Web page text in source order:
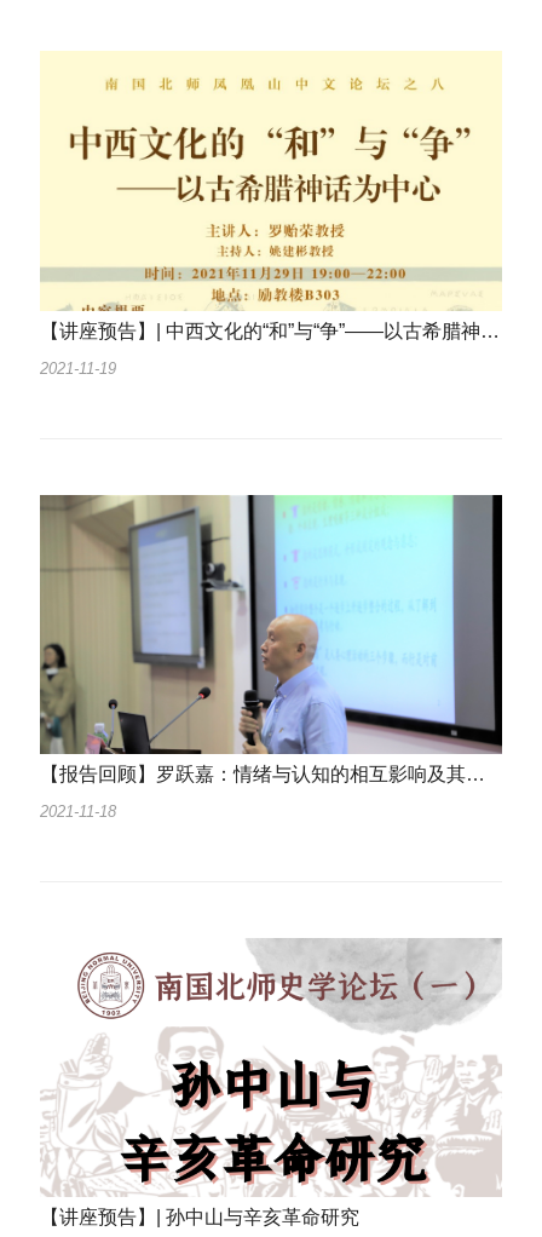
【讲座预告】| 中西文化的“和”与“争”——以古希腊神话为中心
2021-11-19
【报告回顾】罗跃嘉：情绪与认知的相互影响及其脑机制
2021-11-18
【讲座预告】| 孙中山与辛亥革命研究